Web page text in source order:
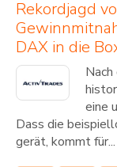
Rekordjagd
DAX in die
eine
Dass die
gerät, kommt für...